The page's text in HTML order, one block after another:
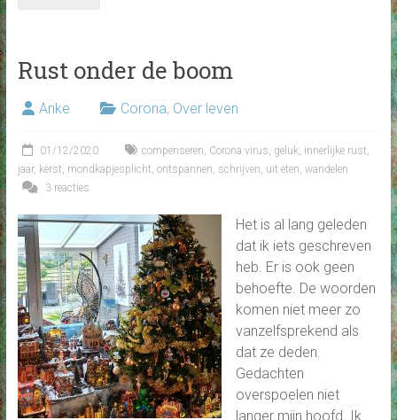
Rust onder de boom
Anke Corona, Over leven
01/12/2020 compenseren Corona virus geluk, innerlijke rust
jaar, kerst mondkapjesplicht ontspannen schrijven uit eten wandelen
3 reacties
Het is al lang geleden
dat ik iets geschreven
heb. Er is ook geen
behoefte. De woorden
komen niet meer zo
vanzelfsprekend als
dat ze deden.
Gedachten
overspoelen niet
langer mijn hoofd. Ik